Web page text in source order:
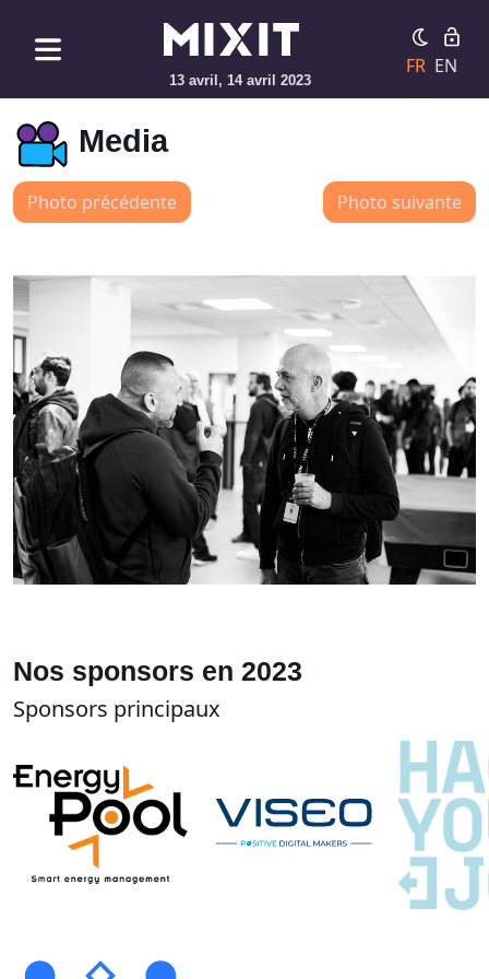
13 avril, 14 avril 2023
FR EN
Media
Photo précédente Photo suivante
Nos sponsors en 2023
Sponsors principaux